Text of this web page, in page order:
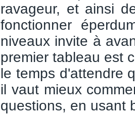
ravageur, et ainsi
fonctionner
niveaux invite à
premier tableau est
le temps d'attendre
il vaut mieux
questions, en usant